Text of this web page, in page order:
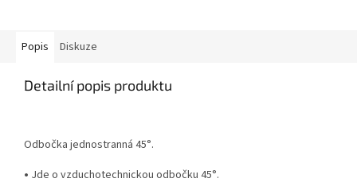
Popis Diskuze
Detailní popis produktu
Odbočka jednostranná 45°.
• Jde o vzduchotechnickou odbočku 45°.